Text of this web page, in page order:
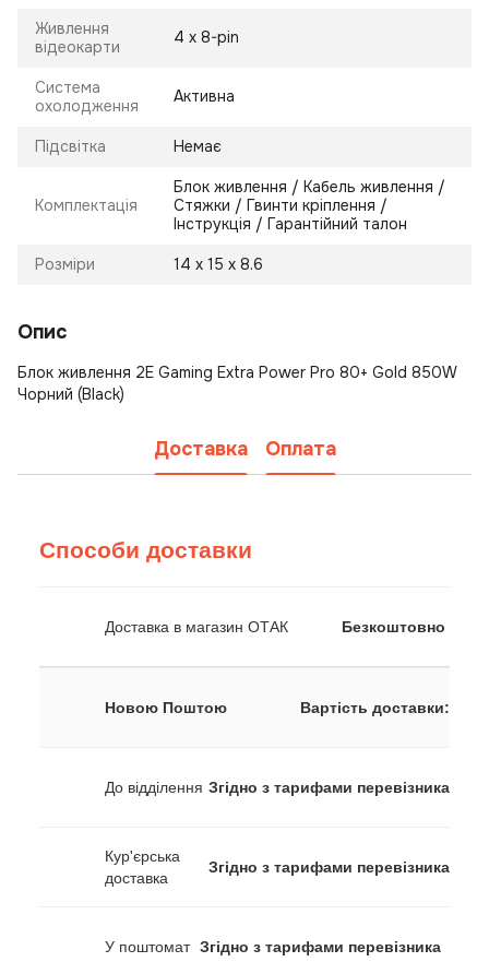
Живлення
відеокарти
4 х 8-pin
Система
охолодження
Активна
Підсвітка Немає
Комплектація
Блок живлення / Кабель живлення /
Стяжки / Гвинти кріплення /
Інструкція / Гарантійний талон
Розміри 14 х 15 х 8.6
Опис
Блок живлення 2E Gaming Extra Power Pro 80+ Gold 850W
Чорний (Black)
Доставка Оплата
Способи доставки
Доставка в магазин ОТАК Безкоштовно
Новою Поштою Вартість доставки:
До відділення Згідно з тарифами перевізника
Кур'єрська
доставка
Згідно з тарифами перевізника
У поштомат Згідно з тарифами перевізника